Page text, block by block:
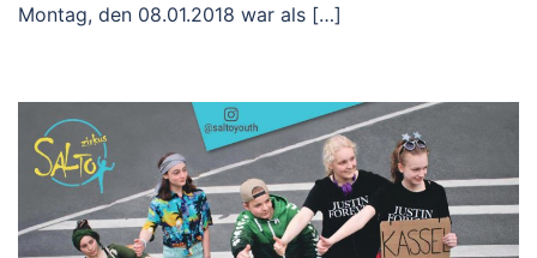
Montag, den 08.01.2018 war als […]